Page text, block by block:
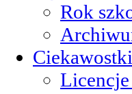
Rok
Ciekawostki